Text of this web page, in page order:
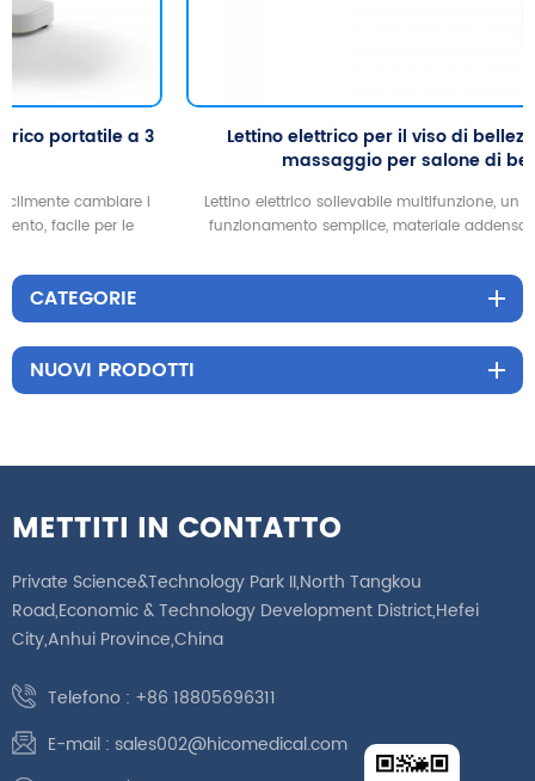
Lettino elettrico per il viso di bellezza Lettino da
massaggio per salone di bellezza
Lettino elettrico sollevabile multifunzione, un controllo a chiave,
funzionamento semplice, materiale addensante, confortevole.
CATEGORIE
NUOVI PRODOTTI
METTITI IN CONTATTO
Private Science&Technology Park II,North Tangkou
Road,Economic & Technology Development District,Hefei
City,Anhui Province,China
Telefono : +86 18805696311
E-mail : sales002@hicomedical.com